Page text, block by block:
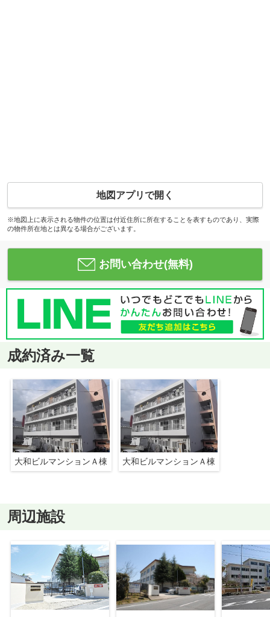
地図アプリで開く
※地図上に表示される物件の位置は付近住所に所在することを表すものであり、実際
の物件所在地とは異なる場合がございます。
お問い合わせ(無料)
成約済み一覧
大和ビルマンションＡ棟 大和ビルマンションＡ棟
周辺施設